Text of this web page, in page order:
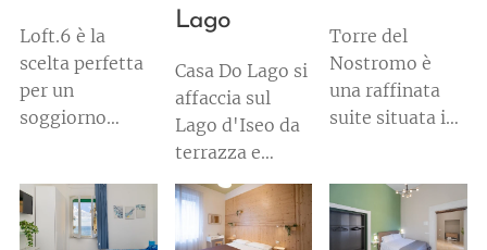
Loft.6 è la
scelta perfetta
per un
soggiorno
comfort.
L'appartamento
Lago
Casa Do Lago si
affaccia sul
Lago d'Iseo da
terrazza e
giardino, a
Toline, frazione
di Pisogne
Torre del
Nostromo è
una raffinata
suite situata in
Salerno,
perfetta per chi